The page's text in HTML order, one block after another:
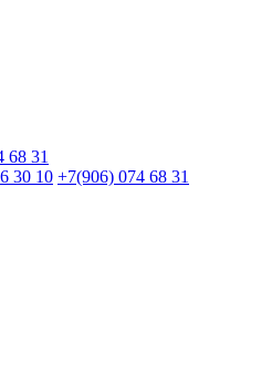
68 31
30 10 +7(906) 074 68 31